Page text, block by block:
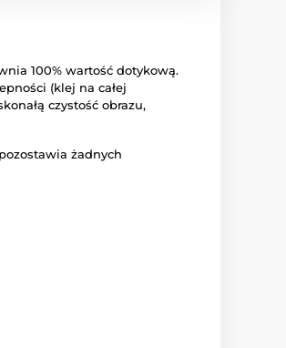
100% wartość dotykową.
(klej na całej
czystość obrazu,
żadnych